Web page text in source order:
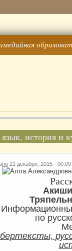
история и
21 декабря, 2015 -
по